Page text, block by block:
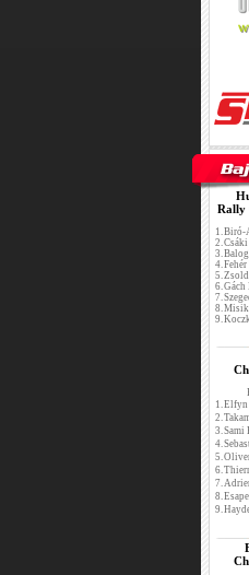
Rally
1.Biró-
2.
3.
4.
5.
6.Gách
7.
8.
9.
1.Elfyn
2.
3.Sami
4.
5.
6.
7.
8.
9.